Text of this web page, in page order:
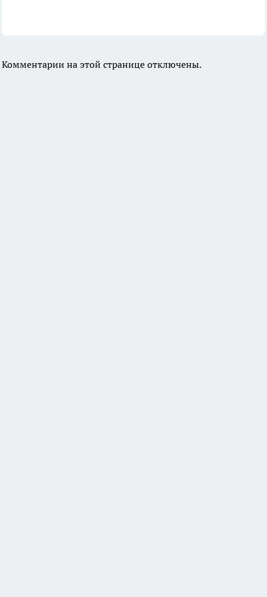
Комментарии на этой странице отключены.